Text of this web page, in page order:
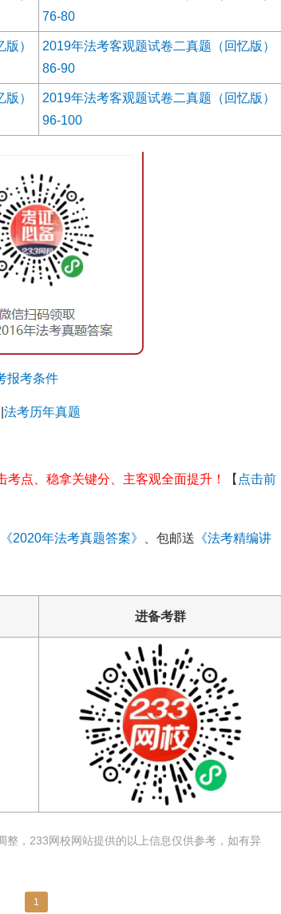
76-80
）
2019年法考客观题试卷二真题（回忆版）
86-90
）
2019年法考客观题试卷二真题（回忆版）
96-100
报考条件
法考历年真题
点、稳拿关键分、主客观全面提升！ 【 点击前
《2020年法考真题答案》 、包邮送 《法考精编讲
进备考群
整，233网校网站提供的以上信息仅供参考，如有异
1